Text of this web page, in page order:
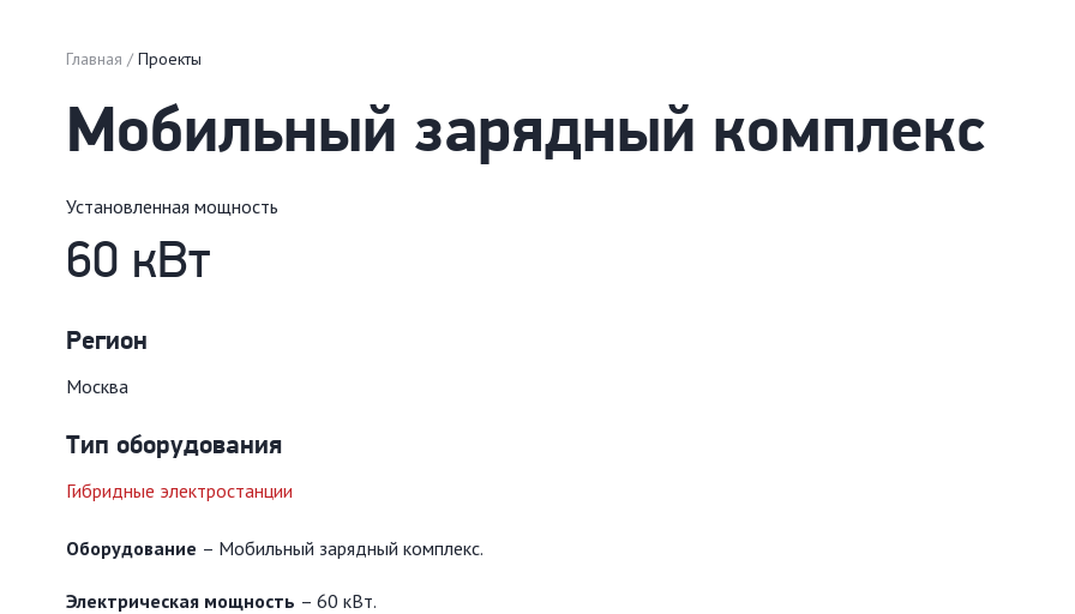
Главная Проекты
Мобильный зарядный комплекс
Установленная мощность
60 кВт
Регион
Москва
Тип оборудования
Гибридные электростанции
Оборудование – Мобильный зарядный комплекс.
Электрическая мощность – 60 кВт.